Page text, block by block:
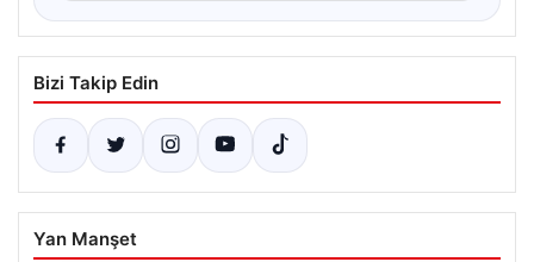
Bizi Takip Edin
Yan Manşet